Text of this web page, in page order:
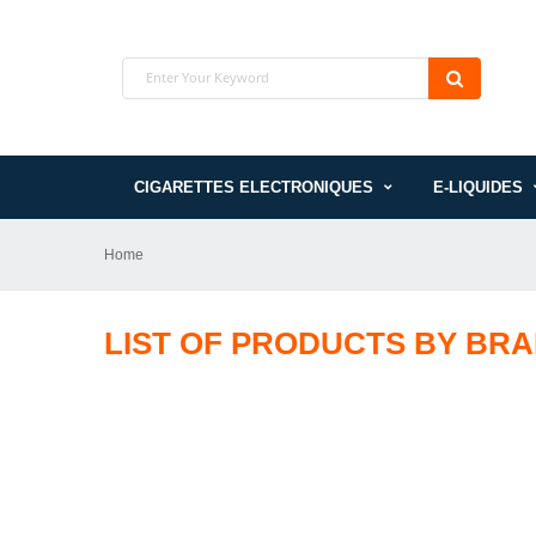
CIGARETTES ELECTRONIQUES E-LIQUIDES
Home
LIST OF PRODUCTS BY